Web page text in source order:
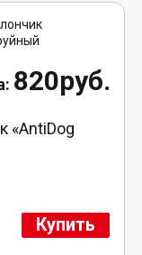
820руб.
«AntiDog
Купить